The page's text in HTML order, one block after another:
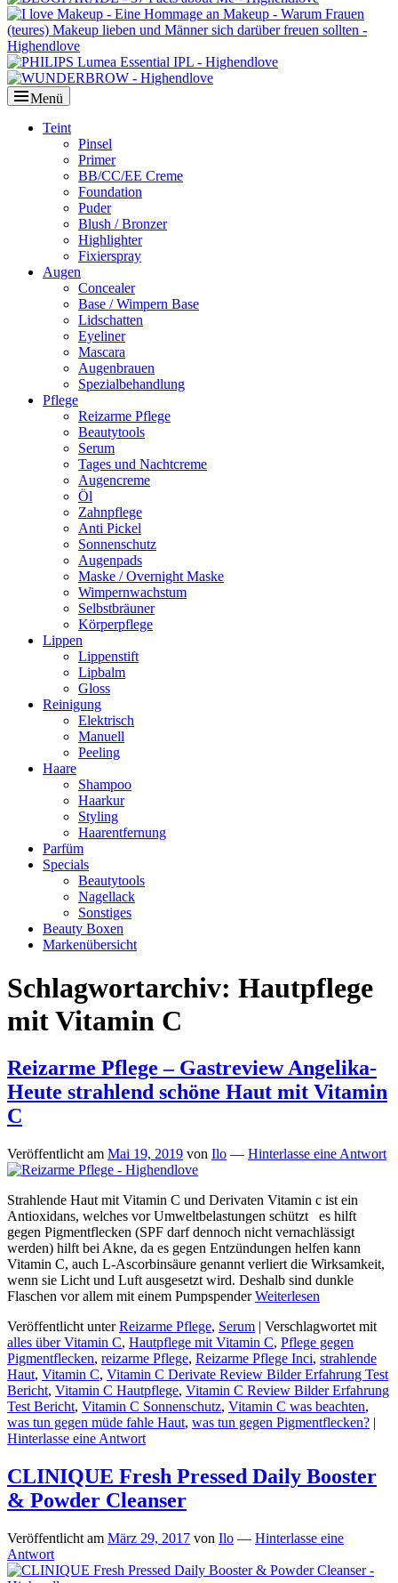
Menü
Primäres
Teint
Pinsel
Primer
BB/CC/EE Creme
Foundation
Puder
Blush / Bronzer
Highlighter
Fixierspray
Augen
Concealer
Base / Wimpern Base
Lidschatten
Eyeliner
Mascara
Augenbrauen
Spezialbehandlung
Pflege
Reizarme Pflege
Beautytools
Serum
Tages und Nachtcreme
Augencreme
Öl
Zahnpflege
Anti Pickel
Sonnenschutz
Augenpads
Maske / Overnight Maske
Wimpernwachstum
Selbstbräuner
Körperpflege
Lippen
Lippenstift
Lipbalm
Gloss
Reinigung
Elektrisch
Manuell
Peeling
Haare
Shampoo
Haarkur
Styling
Haarentfernung
Parfüm
Specials
Beautytools
Nagellack
Sonstiges
Beauty Boxen
Markenübersicht
Schlagwortarchiv: Hautpflege
mit Vitamin C
Reizarme Pflege – Gastreview Angelika-
Heute strahlend schöne Haut mit Vitamin
C
Veröffentlicht am Mai 19, 2019 von Ilo — Hinterlasse eine Antwort
Strahlende Haut mit Vitamin C und Derivaten Vitamin c ist ein
Antioxidans, welches vor Umweltbelastungen schützt es hilft
gegen Pigmentflecken (SPF darf dennoch nicht vernachlässigt
werden) hilft bei Akne, da es gegen Entzündungen helfen kann
Vitamin C, auch L-Ascorbinsäure genannt verliert die Wirksamkeit,
wenn sie Licht und Luft ausgesetzt wird. Deshalb sind dunkle
Flaschen vor allem mit einem PumpspenderWeiterlesen
Veröffentlicht unter Reizarme Pflege, Serum | Verschlagwortet mit
alles über Vitamin C, Hautpflege mit Vitamin C, Pflege gegen
Pigmentflecken, reizarme Pflege, Reizarme Pflege Inci, strahlende
Haut, Vitamin C, Vitamin C Derivate Review Bilder Erfahrung Test
Bericht, Vitamin C Hautpflege, Vitamin C Review Bilder Erfahrung
Test Bericht, Vitamin C Sonnenschutz, Vitamin C was beachten,
was tun gegen müde fahle Haut, was tun gegen Pigmentflecken? |
Hinterlasse eine Antwort
CLINIQUE Fresh Pressed Daily Booster
& Powder Cleanser
Veröffentlicht am März 29, 2017 von Ilo — Hinterlasse eine
Antwort